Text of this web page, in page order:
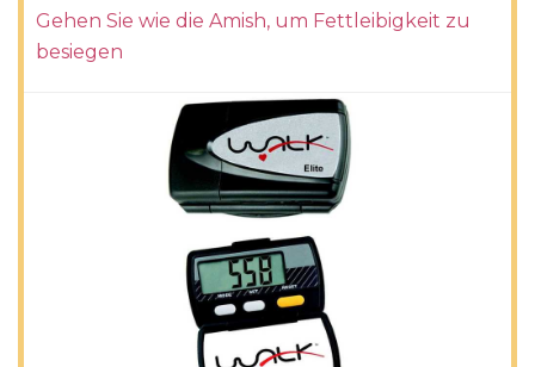
Gehen Sie wie die Amish, um Fettleibigkeit zu
besiegen